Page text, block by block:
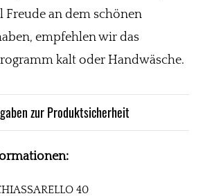
Freude an dem schönen
empfehlen wir das
kalt oder Handwäsche.
zur Produktsicherheit
40